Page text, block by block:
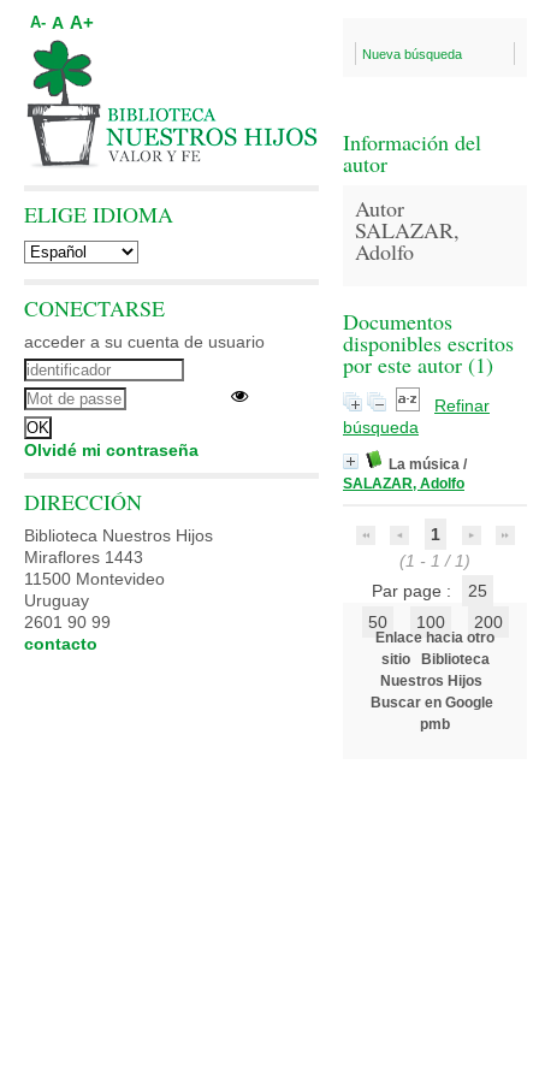
Nueva búsqueda
Información del
autor
Autor
SALAZAR,
Adolfo
Documentos
disponibles escritos
por este autor (1)
Refinar
búsqueda
La música /
SALAZAR, Adolfo
1
(1 - 1 / 1)
Par page :
25
50
100 200
Enlace hacia otro
sitio
Biblioteca
Nuestros Hijos
Buscar en Google
pmb
A- A A+
ELIGE IDIOMA
CONECTARSE
acceder a su cuenta de usuario
Olvidé mi contraseña
DIRECCIÓN
Biblioteca Nuestros Hijos
Miraflores 1443
11500 Montevideo
Uruguay
2601 90 99
contacto